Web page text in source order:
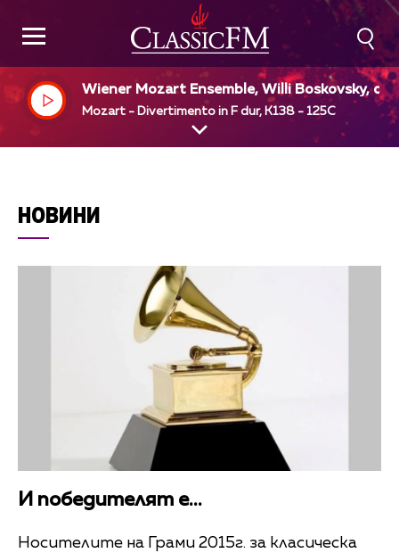
Wiener Mozart Ensemble, Willi Boskovsky, dir
Mozart - Divertimento in F dur, K138 - 125C
НОВИНИ
И победителят е...
Носителите на Грами 2015г. за класическа